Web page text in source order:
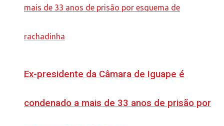
Ex-presidente da Câmara de Iguape é
condenado a mais de 33 anos de prisão por